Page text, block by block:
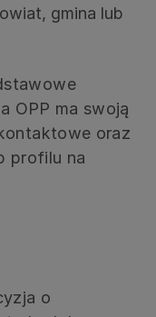
gmina lub
OPP ma swoją
oraz
profilu na
o